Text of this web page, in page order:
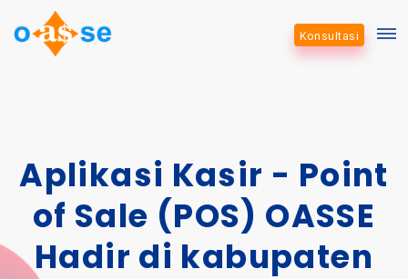
Konsultasi
Aplikasi Kasir - Point
of Sale (POS) OASSE
Hadir di kabupaten